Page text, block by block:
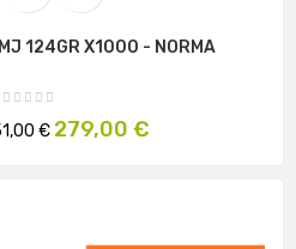
124GR X1000 - NORMA
€ Prix
279,00 €